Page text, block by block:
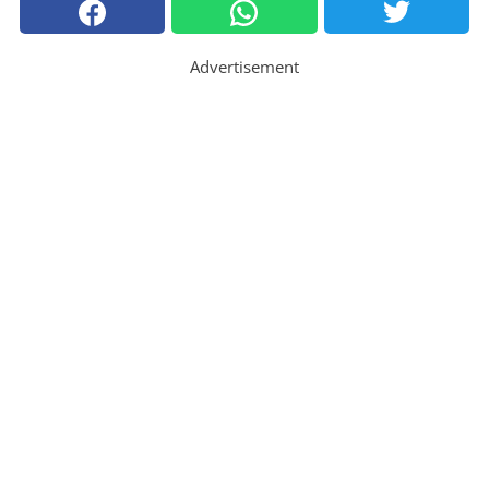
Advertisement